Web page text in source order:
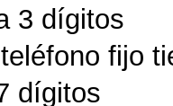
3 dígitos
fijo
dígitos